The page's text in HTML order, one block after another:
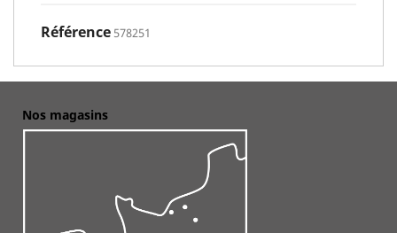
Référence 578251
Nos magasins